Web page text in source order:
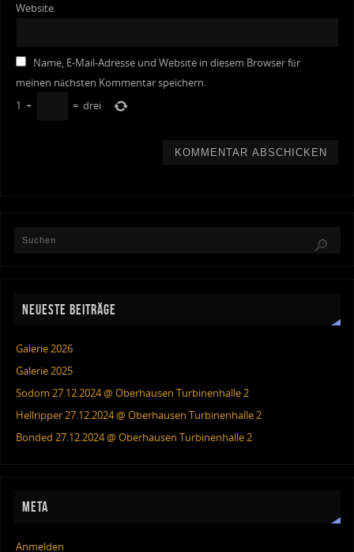
Website
Name, E-Mail-Adresse und Website in diesem Browser für
meinen nächsten Kommentar speichern.
1 + = drei
NEUESTE BEITRÄGE
Galerie 2026
Galerie 2025
Sodom 27.12.2024 @ Oberhausen Turbinenhalle 2
Hellripper 27.12.2024 @ Oberhausen Turbinenhalle 2
Bonded 27.12.2024 @ Oberhausen Turbinenhalle 2
META
Anmelden